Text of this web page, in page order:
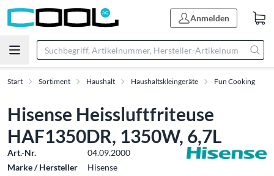
Anmelden
Start Sortiment Haushalt Haushaltskleingeräte Fun Cooking
Hisense Heissluftfriteuse
HAF1350DR, 1350W, 6,7L
Art.-Nr.
04.09.2000
Marke / Hersteller
Hisense